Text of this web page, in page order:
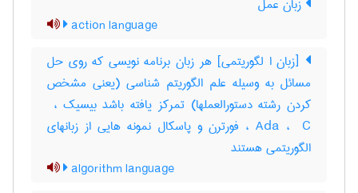
زبان عمل
action language
[زبان ا لگوریتمی] هر زبان برنامه نویسی که روی حل
مسائل به وسیله علم الگوریتم شناسی (یعنی مشخص
Ada ، ‎ C ، فورترن و پاسکال نمونه هایی از زبانهای
الگوریتمی هستند
algorithm language